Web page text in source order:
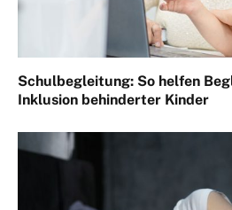
Schulbegleitung: So helfen
Inklusion behinderter Kinder